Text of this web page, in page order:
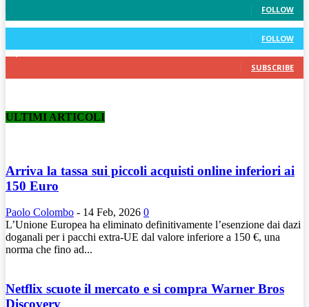
FOLLOW
FOLLOW
SUBSCRIBE
ULTIMI ARTICOLI
Arriva la tassa sui piccoli acquisti online inferiori ai
150 Euro
Paolo Colombo - 14 Feb, 2026 0
L’Unione Europea ha eliminato definitivamente l’esenzione dai dazi
doganali per i pacchi extra-UE dal valore inferiore a 150 €, una
norma che fino ad...
Netflix scuote il mercato e si compra Warner Bros
Discovery